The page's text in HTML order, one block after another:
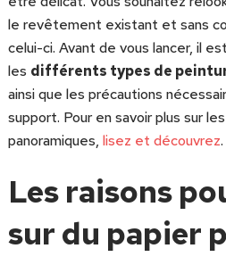
le revêtement existant et sans
celui-ci. Avant de vous lancer, il
les différents types de
ainsi que les précautions
support. Pour en savoir plus sur
panoramiques, lisez et découvrez.
Les raisons
sur du papier